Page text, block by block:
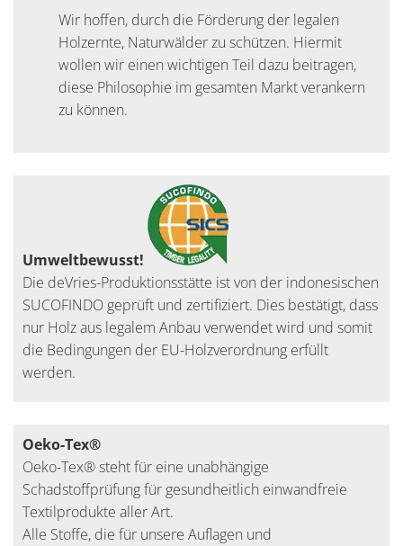
Wir hoffen, durch die Förderung der legalen
Holzernte, Naturwälder zu schützen. Hiermit
wollen wir einen wichtigen Teil dazu beitragen,
diese Philosophie im gesamten Markt verankern
zu können.
Umweltbewusst!
Die deVries-Produktionsstätte ist von der indonesischen
SUCOFINDO geprüft und zertifiziert. Dies bestätigt, dass
nur Holz aus legalem Anbau verwendet wird und somit
die Bedingungen der EU-Holzverordnung erfüllt
werden.
Oeko-Tex®
Oeko-Tex® steht für eine unabhängige
Schadstoffprüfung für gesundheitlich einwandfreie
Textilprodukte aller Art.
Alle Stoffe, die für unsere Auflagen und